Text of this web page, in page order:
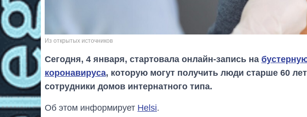
Из открытых источников
Сегодня, 4 января, стартовала онлайн-запись на
коронавируса, которую могут получить люди старше 60
сотрудники домов интернатного типа.
Об этом информирует Helsi.